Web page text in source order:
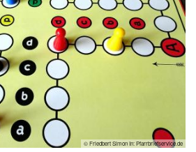
© Friedbert Simon In: Pfarrbriefservice.de